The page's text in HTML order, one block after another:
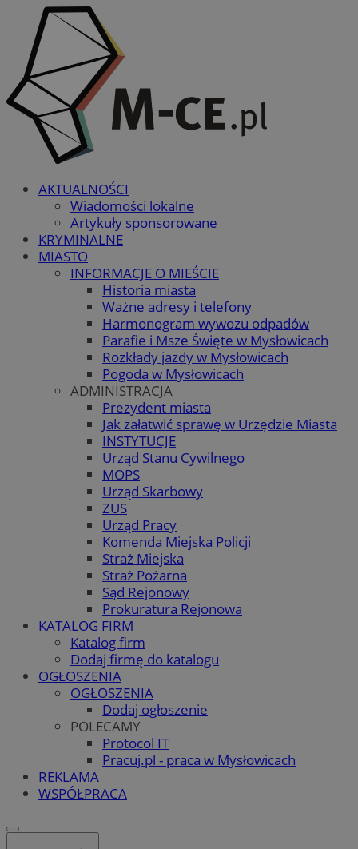
AKTUALNOŚCI
Wiadomości lokalne
Artykuły sponsorowane
KRYMINALNE
MIASTO
INFORMACJE O MIEŚCIE
Historia miasta
Ważne adresy i telefony
Harmonogram wywozu odpadów
Parafie i Msze Święte w Mysłowicach
Rozkłady jazdy w Mysłowicach
Pogoda w Mysłowicach
ADMINISTRACJA
Prezydent miasta
Jak załatwić sprawę w Urzędzie Miasta
INSTYTUCJE
Urząd Stanu Cywilnego
MOPS
Urząd Skarbowy
ZUS
Urząd Pracy
Komenda Miejska Policji
Straż Miejska
Straż Pożarna
Sąd Rejonowy
Prokuratura Rejonowa
KATALOG FIRM
Katalog firm
Dodaj firmę do katalogu
OGŁOSZENIA
OGŁOSZENIA
Dodaj ogłoszenie
POLECAMY
Protocol IT
Pracuj.pl - praca w Mysłowicach
REKLAMA
WSPÓŁPRACA